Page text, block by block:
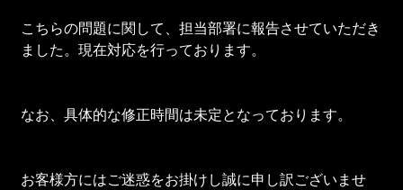
こちらの問題に関して、担当部署に報告させていただき
ました。現在対応を行っております。
なお、具体的な修正時間は未定となっております。
お客様方にはご迷惑をお掛けし誠に申し訳ございませ